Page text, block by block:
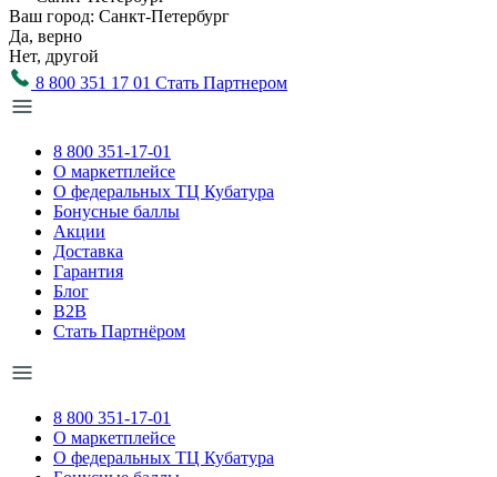
Ваш город: Санкт-Петербург
Да, верно
Нет, другой
8 800 351 17 01 Стать Партнером
8 800 351-17-01
О маркетплейсе
О федеральных ТЦ Кубатура
Бонусные баллы
Акции
Доставка
Гарантия
Блог
B2B
Стать Партнёром
8 800 351-17-01
О маркетплейсе
О федеральных ТЦ Кубатура